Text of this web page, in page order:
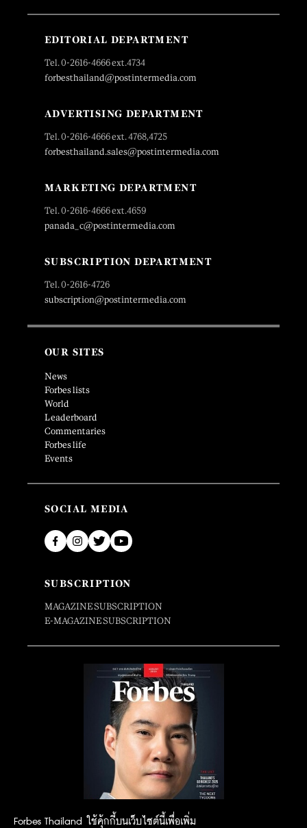
Forbes Thailand ใช้คุ้กกี้บนเว็บไซต์นี้เพื่อเพิ่ม
EDITORIAL DEPARTMENT
Tel. 0-2616-4666 ext.4734
forbesthailand@postintermedia.com
ADVERTISING DEPARTMENT
Tel. 0-2616-4666 ext. 4768,4725
forbesthailand.sales@postintermedia.com
MARKETING DEPARTMENT
Tel. 0-2616-4666 ext.4659
panada_c@postintermedia.com
SUBSCRIPTION DEPARTMENT
Tel. 0-2616-4726
subscription@postintermedia.com
OUR SITES
News
Forbes lists
World
Leaderboard
Commentaries
Forbes life
Events
SOCIAL MEDIA
SUBSCRIPTION
MAGAZINE SUBSCRIPTION
E-MAGAZINE SUBSCRIPTION